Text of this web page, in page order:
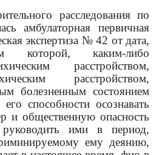
расследования по
амбулаторная первичная
экспертиза № 42 от дата,
которой, каким-либо
расстройством,
расстройством,
болезненным состоянием
способности осознавать
и общественную опасность
ими в период,
ему деянию,